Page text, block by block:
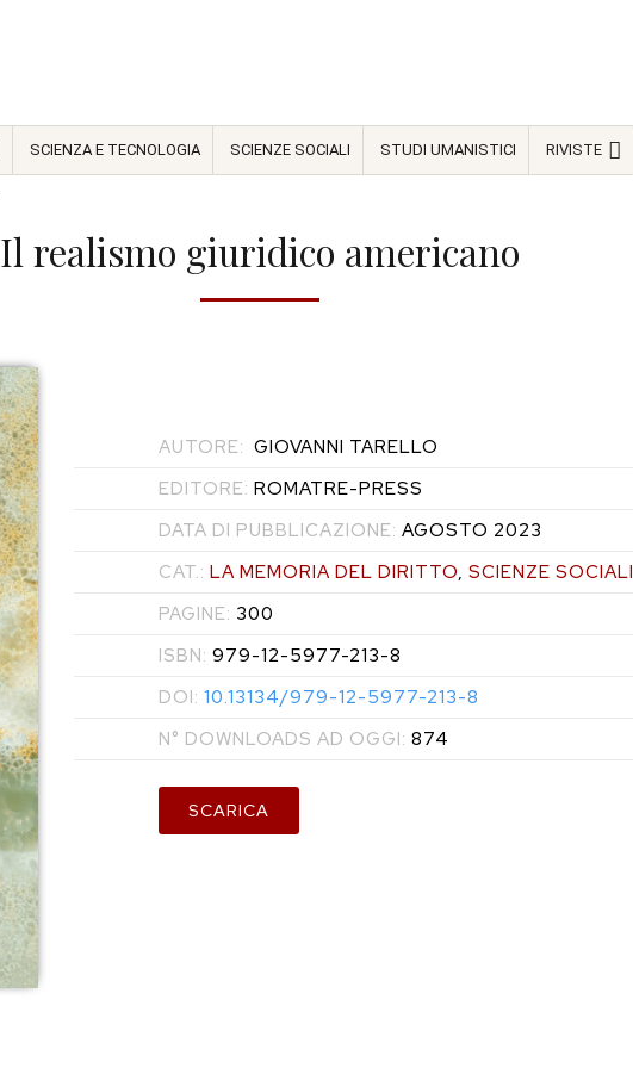
SCIENZA E TECNOLOGIA SCIENZE SOCIALI STUDI UMANISTICI RIVISTE
Il realismo giuridico americano
AUTORE: GIOVANNI TARELLO
EDITORE: ROMATRE-PRESS
DATA DI PUBBLICAZIONE: AGOSTO 2023
CAT.: LA MEMORIA DEL DIRITTO,SCIENZE SOCIALI
PAGINE: 300
ISBN: 979-12-5977-213-8
DOI: 10.13134/979-12-5977-213-8
N° DOWNLOADS AD OGGI: 874
SCARICA